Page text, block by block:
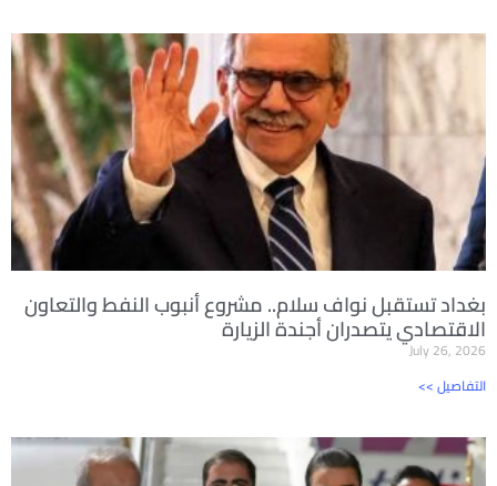
بغداد تستقبل نواف سلام.. مشروع أنبوب النفط والتعاون
الاقتصادي يتصدران أجندة الزيارة
July 26, 2026
<< التفاصيل